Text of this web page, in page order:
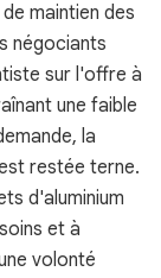
maintien des
négociants
sur l'offre à
une faible
la
restée terne.
d'aluminium
et à
volonté